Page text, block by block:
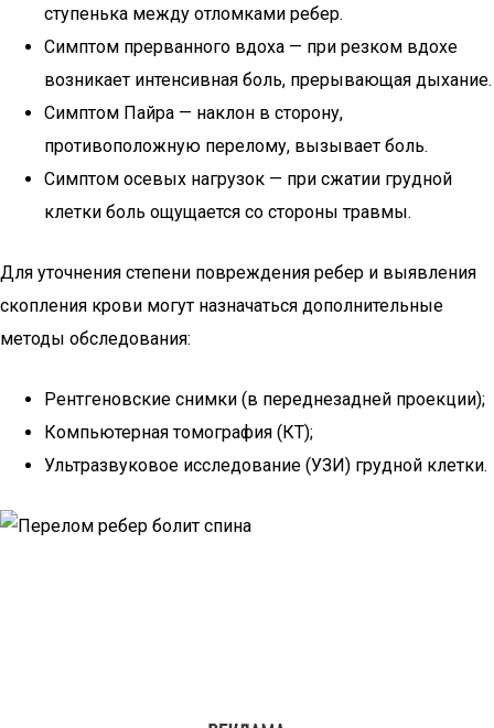
ступенька между отломками ребер.
Симптом прерванного вдоха — при резком вдохе
возникает интенсивная боль, прерывающая дыхание.
Симптом Пайра — наклон в сторону,
противоположную перелому, вызывает боль.
Симптом осевых нагрузок — при сжатии грудной
клетки боль ощущается со стороны травмы.
Для уточнения степени повреждения ребер и выявления
скопления крови могут назначаться дополнительные
методы обследования:
Рентгеновские снимки (в переднезадней проекции);
Компьютерная томография (КТ);
Ультразвуковое исследование (УЗИ) грудной клетки.